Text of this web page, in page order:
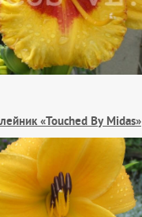
«Touched By Midas»